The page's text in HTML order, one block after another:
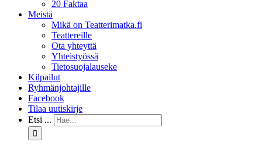
20 Faktaa
Meistä
Mikä on Teatterimatka.fi
Teattereille
Ota yhteyttä
Yhteistyössä
Tietosuojalauseke
Kilpailut
Ryhmänjohtajille
Facebook
Tilaa uutiskirje
Etsi ...